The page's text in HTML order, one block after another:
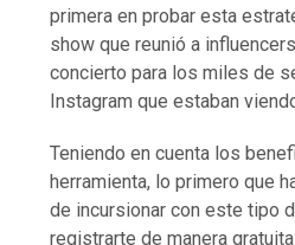
primera en probar esta
show que reunió a
concierto para los miles de
Instagram que estaban
Teniendo en cuenta los
herramienta, lo primero que
de incursionar con este tipo
registrarte de manera